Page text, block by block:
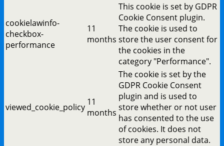
cookielawinfo-
checkbox-
performance
11
months
This cookie is set by GDPR
Cookie Consent plugin.
The cookie is used to
store the user consent for
the cookies in the
category "Performance".
viewed_cookie_policy 11
months
The cookie is set by the
GDPR Cookie Consent
plugin and is used to
store whether or not user
has consented to the use
of cookies. It does not
store any personal data.